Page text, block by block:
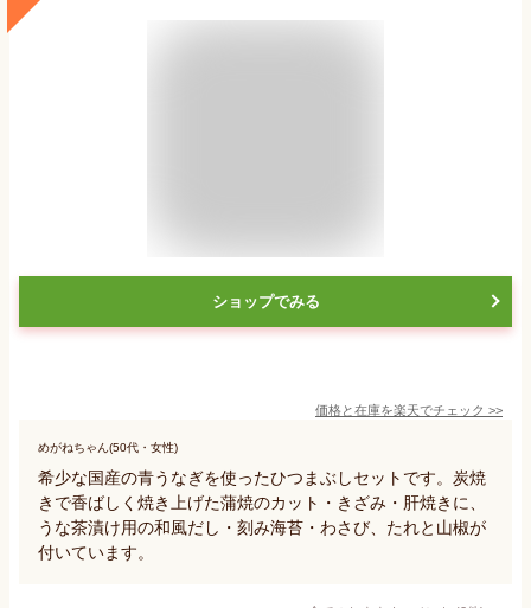
ショップでみる
価格と在庫を楽天でチェック >>
めがねちゃん(50代・女性)
希少な国産の青うなぎを使ったひつまぶしセットです。炭焼
きで香ばしく焼き上げた蒲焼のカット・きざみ・肝焼きに、
うな茶漬け用の和風だし・刻み海苔・わさび、たれと山椒が
付いています。